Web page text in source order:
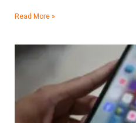
Read More »